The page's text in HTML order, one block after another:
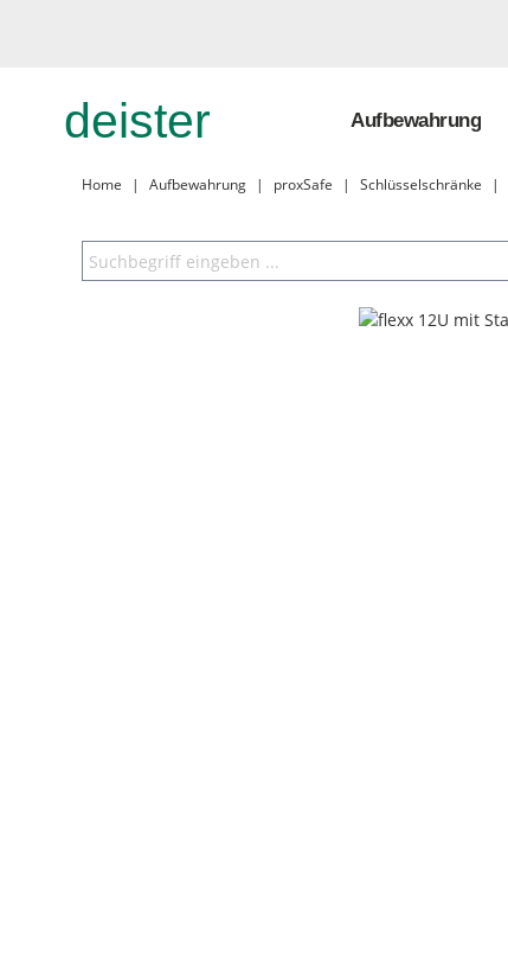
deister Aufbewahrung
Home | Aufbewahrung | proxSafe | Schlüsselschränke |